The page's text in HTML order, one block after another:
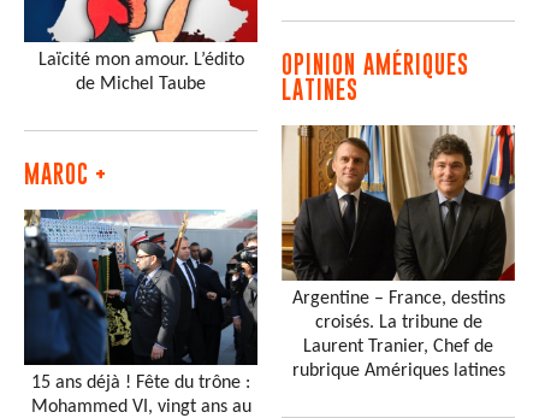
Laïcité mon amour. L’édito
de Michel Taube
MAROC +
15 ans déjà ! Fête du trône :
Mohammed VI, vingt ans au
OPINION AMÉRIQUES
LATINES
Argentine – France, destins
croisés. La tribune de
Laurent Tranier, Chef de
rubrique Amériques latines